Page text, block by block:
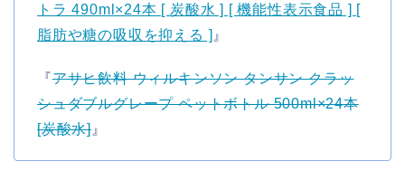
トラ 490ml×24本 [ 炭酸水 ] [ 機能性表示食品 ] [
脂肪や糖の吸収を抑える ] 』
『アサヒ飲料 ウィルキンソン タンサン クラッ
シュダブルグレープ ペットボトル 500ml×24本
[炭酸水] 』